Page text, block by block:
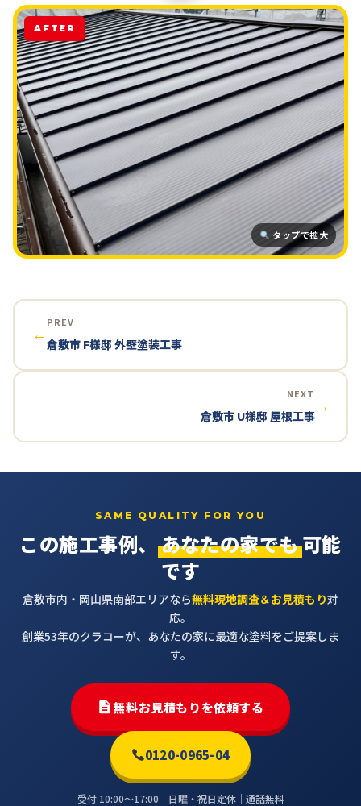
タップで拡大
AFTER
←
PREV
倉敷市 F様邸 外壁塗装工事
NEXT
倉敷市 U様邸 屋根工事
→
SAME QUALITY FOR YOU
この施工事例、 あなたの家でも可能
です
倉敷市内・岡山県南部エリアなら無料現地調査＆お見積もり対
応。
創業53年のクラコーが、あなたの家に最適な塗料をご提案しま
す。
無料お見積もりを依頼する
0120-0965-04
受付 10:00〜17:00｜日曜・祝日定休｜通話無料